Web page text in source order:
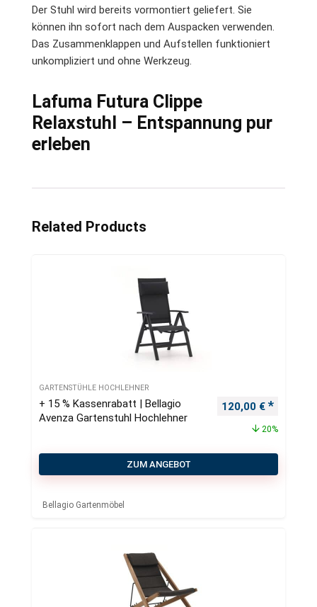
Der Stuhl wird bereits vormontiert geliefert. Sie
können ihn sofort nach dem Auspacken verwenden.
Das Zusammenklappen und Aufstellen funktioniert
unkompliziert und ohne Werkzeug.
Lafuma Futura Clippe
Relaxstuhl – Entspannung pur
erleben
Related Products
GARTENSTÜHLE HOCHLEHNER
+ 15 % Kassenrabatt | Bellagio
Avenza Gartenstuhl Hochlehner
Ursprünglicher
120,00 €
20%
ZUM ANGEBOT
Bellagio Gartenmöbel